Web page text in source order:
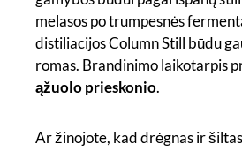
melasos po trumpesnės
distiliacijos Column Still būdu
romas. Brandinimo laikotarpis
ąžuolo prieskonio.
Ar žinojote, kad drėgnas ir